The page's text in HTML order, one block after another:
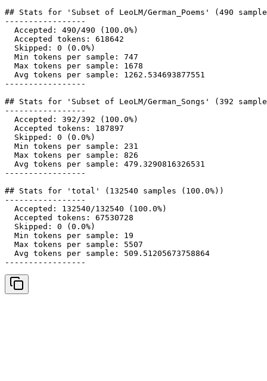
## Stats for 'Subset of LeoLM/German_Poems' (490
-----------------
  Accepted: 490/490 (100.0%)
  Accepted tokens: 618642
  Skipped: 0 (0.0%)
  Min tokens per sample: 747
  Max tokens per sample: 1678
  Avg tokens per sample: 1262.534693877551
-----------------
## Stats for 'Subset of LeoLM/German_Songs' (392
-----------------
  Accepted: 392/392 (100.0%)
  Accepted tokens: 187897
  Skipped: 0 (0.0%)
  Min tokens per sample: 231
  Max tokens per sample: 826
  Avg tokens per sample: 479.3290816326531
-----------------
## Stats for 'total' (132540 samples (100.0%))
-----------------
  Accepted: 132540/132540 (100.0%)
  Accepted tokens: 67530728
  Skipped: 0 (0.0%)
  Min tokens per sample: 19
  Max tokens per sample: 5507
  Avg tokens per sample: 509.51205673758864
-----------------